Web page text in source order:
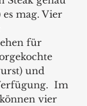
es mag. Vier
für
und
Im
vier